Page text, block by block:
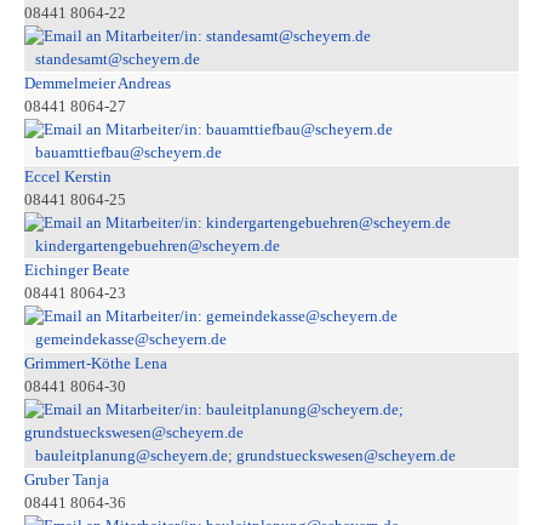
08441 8064-22
standesamt@scheyern.de
Demmelmeier Andreas
08441 8064-27
bauamttiefbau@scheyern.de
Eccel Kerstin
08441 8064-25
kindergartengebuehren@scheyern.de
Eichinger Beate
08441 8064-23
gemeindekasse@scheyern.de
Grimmert-Köthe Lena
08441 8064-30
bauleitplanung@scheyern.de; grundstueckswesen@scheyern.de
Gruber Tanja
08441 8064-36